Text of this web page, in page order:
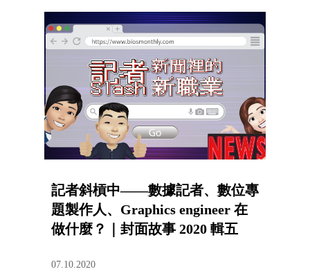
記者斜槓中——數據記者、數位專
題製作人、Graphics engineer 在
做什麼？｜封面故事 2020 輯五
07.10.2020